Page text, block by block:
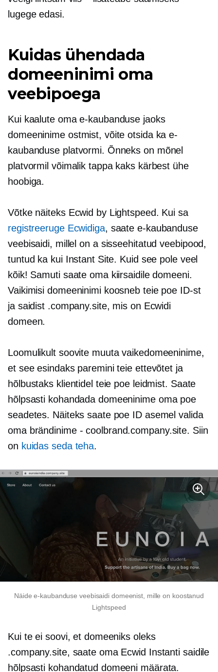
lugege edasi.
Kuidas ühendada
domeeninimi oma
veebipoega
Kui kaalute oma e-kaubanduse jaoks
domeeninime ostmist, võite otsida ka e-
kaubanduse platvormi. Õnneks on mõnel
platvormil võimalik tappa kaks kärbest ühe
hoobiga.
Võtke näiteks Ecwid by Lightspeed. Kui sa
registreeruge Ecwidiga, saate e-kaubanduse
veebisaidi, millel on a sisseehitatud veebipood,
tuntud ka kui Instant Site. Kuid see pole veel
kõik! Samuti saate oma kiirsaidile domeeni.
Vaikimisi domeeninimi koosneb teie poe ID-st
ja saidist .company.site, mis on Ecwidi
domeen.
Loomulikult soovite muuta vaikedomeeninime,
et see esindaks paremini teie ettevõtet ja
hõlbustaks klientidel teie poe leidmist. Saate
hõlpsasti kohandada domeeninime oma poe
seadetes. Näiteks saate poe ID asemel valida
oma brändinime - coolbrand.company.site. Siin
on kuidas seda teha.
Näide e-kaubanduse veebisaidi domeenist, mille on koostanud
Lightspeed
Kui te ei soovi, et domeeniks oleks
.company.site, saate oma Ecwid Instanti saidile
hõlpsasti kohandatud domeeni määrata.